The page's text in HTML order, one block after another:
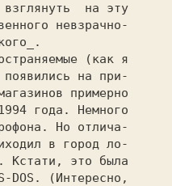
на эту
невзрачно-
(как я
появились на при-
примерно
года. Немного
Но отлича-
в город ло-
Кстати, это была
DOS. (Интересно,